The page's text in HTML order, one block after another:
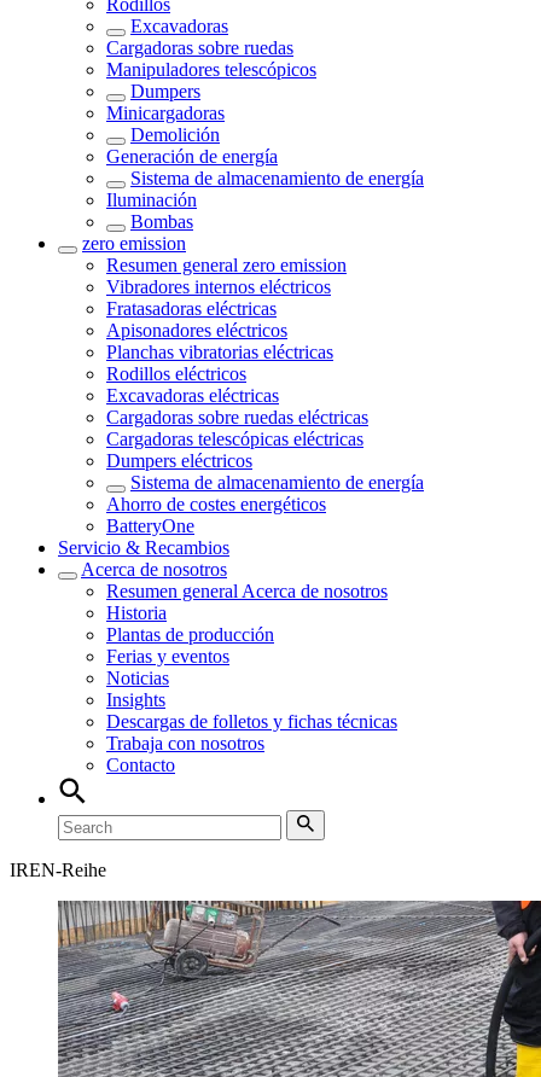
Rodillos
Excavadoras
Cargadoras sobre ruedas
Manipuladores telescópicos
Dumpers
Minicargadoras
Demolición
Generación de energía
Sistema de almacenamiento de energía
Iluminación
Bombas
zero emission
Resumen general zero emission
Vibradores internos eléctricos
Fratasadoras eléctricas
Apisonadores eléctricos
Planchas vibratorias eléctricas
Rodillos eléctricos
Excavadoras eléctricas
Cargadoras sobre ruedas eléctricas
Cargadoras telescópicas eléctricas
Dumpers eléctricos
Sistema de almacenamiento de energía
Ahorro de costes energéticos
BatteryOne
Servicio & Recambios
Acerca de nosotros
Resumen general Acerca de nosotros
Historia
Plantas de producción
Ferias y eventos
Noticias
Insights
Descargas de folletos y fichas técnicas
Trabaja con nosotros
Contacto
IREN-Reihe